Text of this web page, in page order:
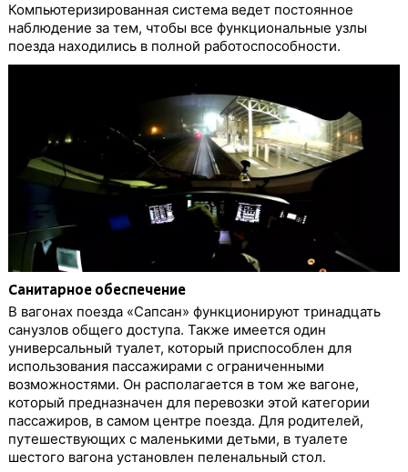
Компьютеризированная система ведет постоянное
наблюдение за тем, чтобы все функциональные узлы
поезда находились в полной работоспособности.
Санитарное обеспечение
В вагонах поезда «Сапсан» функционируют тринадцать
санузлов общего доступа. Также имеется один
универсальный туалет, который приспособлен для
использования пассажирами с ограниченными
возможностями. Он располагается в том же вагоне,
который предназначен для перевозки этой категории
пассажиров, в самом центре поезда. Для родителей,
путешествующих с маленькими детьми, в туалете
шестого вагона установлен пеленальный стол.